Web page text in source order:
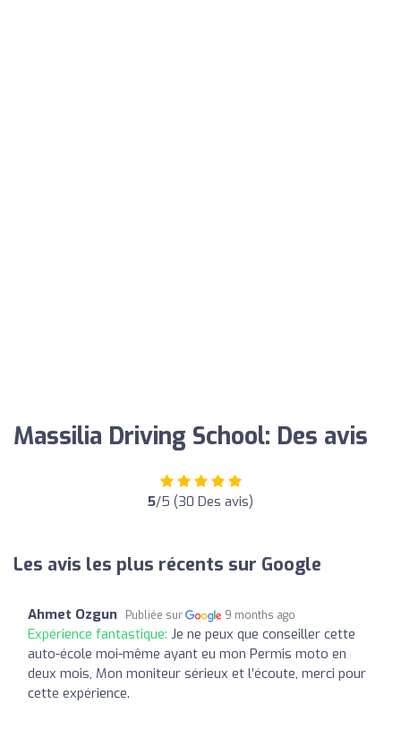
Massilia Driving School: Des avis
5/5 (30 Des avis)
Les avis les plus récents sur Google
Ahmet Ozgun Publiée sur 9 months ago
Expérience fantastique: Je ne peux que conseiller cette
auto-école moi-même ayant eu mon Permis moto en
deux mois, Mon moniteur sérieux et l’écoute, merci pour
cette expérience.